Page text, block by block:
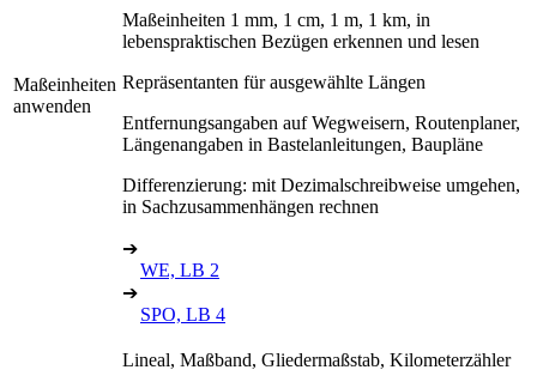
Maßeinheiten
anwenden
Maßeinheiten 1 mm, 1 cm, 1 m, 1 km, in
lebenspraktischen Bezügen erkennen und lesen
Repräsentanten für ausgewählte Längen
Entfernungsangaben auf Wegweisern, Routenplaner,
Längenangaben in Bastelanleitungen, Baupläne
Differenzierung: mit Dezimalschreibweise umgehen,
in Sachzusammenhängen rechnen
➔
WE, LB 2
➔
SPO, LB 4
Lineal, Maßband, Gliedermaßstab, Kilometerzähler